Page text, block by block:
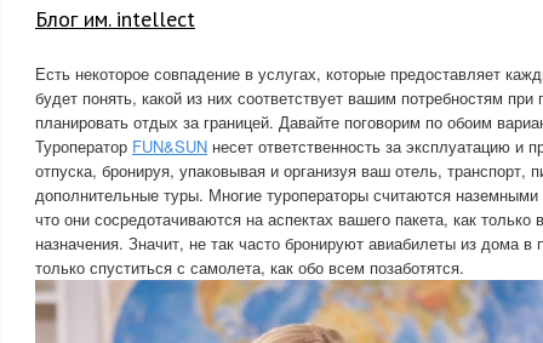
Блог им. intellect
Есть некоторое совпадение в услугах, которые предоставляет
будет понять, какой из них соответствует вашим потребностям при
планировать отдых за границей. Давайте поговорим по обоим
Туроператор FUN&SUN несет ответственность за эксплуатацию и
отпуска, бронируя, упаковывая и организуя ваш отель, транспорт,
дополнительные туры. Многие туроператоры считаются
что они сосредотачиваются на аспектах вашего пакета, как только
назначения. Значит, не так часто бронируют авиабилеты из дома в
только спуститься с самолета, как обо всем позаботятся.